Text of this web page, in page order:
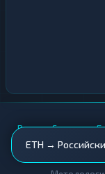
ETH →
Вики • Города •